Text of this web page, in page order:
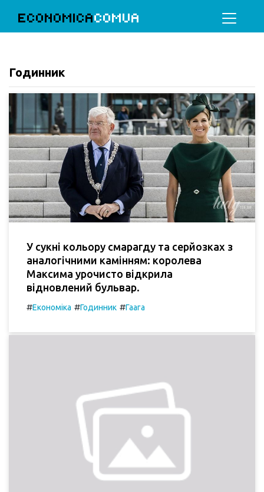
ECONOMICACOMUA
Годинник
У сукні кольору смарагду та серйозках з
аналогічними камінням: королева
Максима урочисто відкрила
відновлений бульвар.
#Економіка #Годинник #Гаага